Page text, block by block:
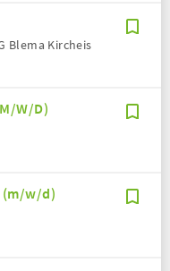
Blema Kircheis
W/D)
(m/w/d)